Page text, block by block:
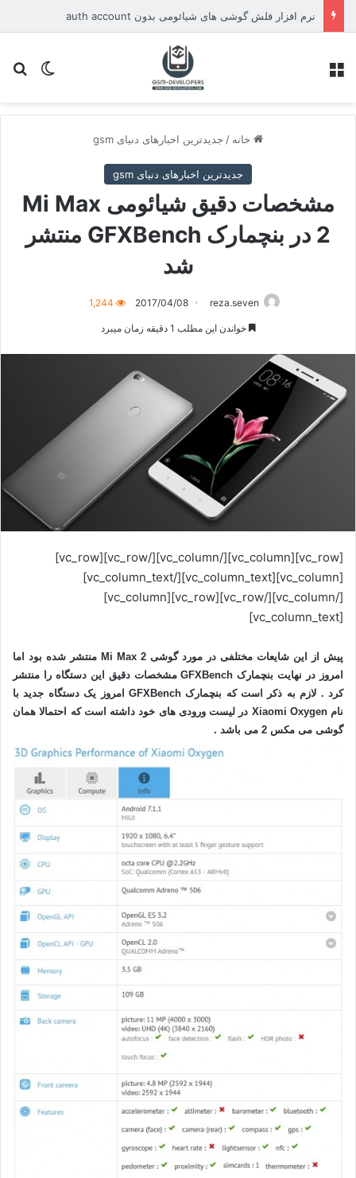
نرم افزار فلش گوشی های شیائومی بدون auth account
تغییر
خانه / جدیدترین اخبارهای دنیای gsm
جدیدترین اخبارهای دنیای gsm
مشخصات دقیق شیائومی Mi Max
2 در بنچمارک GFXBench منتشر
شد
reza.seven
2017/04/08
1,244
خواندن این مطلب 1 دقیقه زمان میبرد
[vc_row][vc_column][/vc_column][/vc_row][vc_row]
[vc_column][vc_column_text][/vc_column_text]
[/vc_column][/vc_row][vc_row][vc_column]
[vc_column_text]
پیش از این شایعات مختلفی در مورد گوشی Mi Max 2 منتشر شده بود اما
امروز در نهایت بنچمارک GFXBench مشخصات دقیق این دستگاه را منتشر
کرد . لازم به ذکر است که بنچمارک GFXBench امروز یک دستگاه جدید با
نام Xiaomi Oxygen در لیست ورودی های خود داشته است که احتمالا همان
گوشی می مکس 2 می باشد .